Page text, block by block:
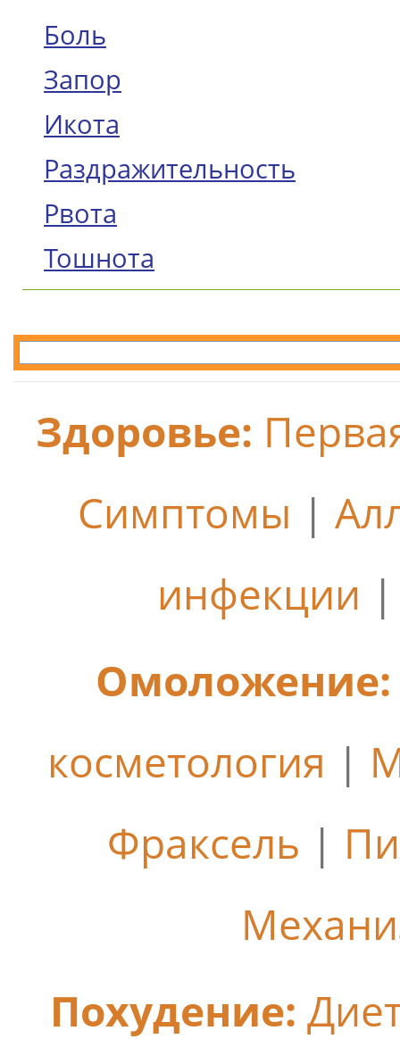
Боль
Запор
Икота
Раздражительность
Рвота
Тошнота
Здоровье:
Симптомы |
инфекции
Омоложение:
косметология |
Фраксель |
Похудение: